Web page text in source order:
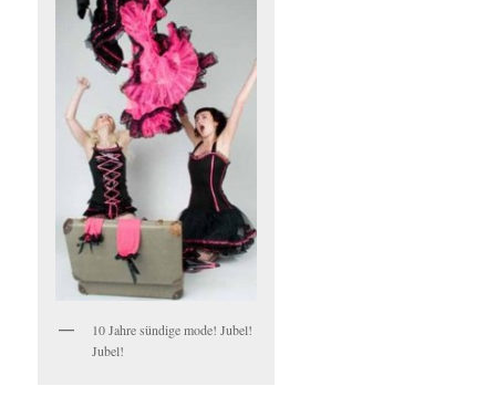
10 Jahre sündige mode! Jubel!
Jubel!